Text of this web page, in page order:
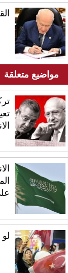
مواضيع متعلقة